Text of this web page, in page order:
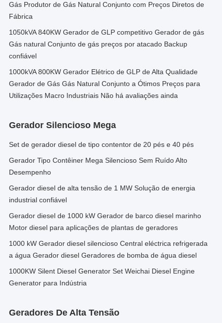
Gás Produtor de Gás Natural Conjunto com Preços Diretos de
Fábrica
1050kVA 840KW Gerador de GLP competitivo Gerador de gás
Gás natural Conjunto de gás preços por atacado Backup
confiável
1000kVA 800KW Gerador Elétrico de GLP de Alta Qualidade
Gerador de Gás Gás Natural Conjunto a Ótimos Preços para
Utilizações Macro Industriais Não há avaliações ainda
Gerador Silencioso Mega
Set de gerador diesel de tipo contentor de 20 pés e 40 pés
Gerador Tipo Contêiner Mega Silencioso Sem Ruído Alto
Desempenho
Gerador diesel de alta tensão de 1 MW Solução de energia
industrial confiável
Gerador diesel de 1000 kW Gerador de barco diesel marinho
Motor diesel para aplicações de plantas de geradores
1000 kW Gerador diesel silencioso Central eléctrica refrigerada
a água Gerador diesel Geradores de bomba de água diesel
1000KW Silent Diesel Generator Set Weichai Diesel Engine
Generator para Indústria
Geradores De Alta Tensão